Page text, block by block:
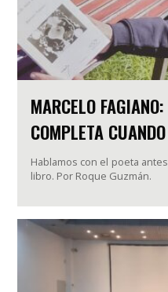
MARCELO
COMPLETA
Hablamos con el poeta
libro. Por Roque Guzmán.